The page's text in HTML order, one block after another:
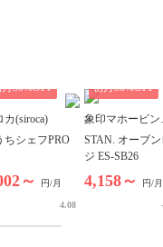
30%OFF
カ(siroca)
ちシェフPRO
～ 円/月
4.08
初月30%OFF
象印マホービン
(ZOJIRUSHI)
STAN. オーブ
ジ ES-SB26
4,158～ 円/月
-